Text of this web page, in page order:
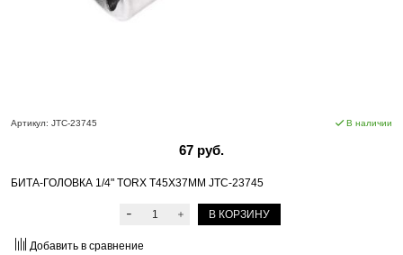
Артикул: JTC-23745 В наличии
67 руб.
БИТА-ГОЛОВКА 1/4" TORX T45Х37ММ JTC-23745
В КОРЗИНУ
Добавить в сравнение